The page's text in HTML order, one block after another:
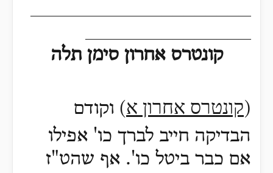
קונטרס אחרוןסימן תלה
(קונטרס אחרון א) וקודם
הבדיקה חייב לברך כו' אפילו
אם כבר ביטל כו'. אף שהט"ז